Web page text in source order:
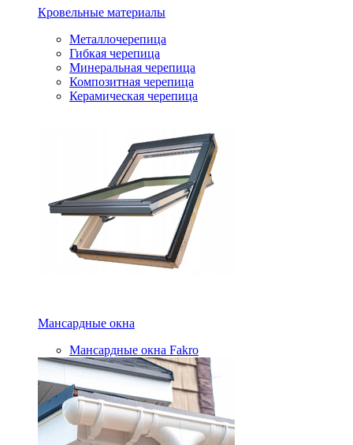
Кровельные материалы
Металлочерепица
Гибкая черепица
Минеральная черепица
Композитная черепица
Керамическая черепица
Мансардные окна
Мансардные окна Fakro